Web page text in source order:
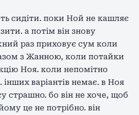
сидіти. поки Ной не кашляє
а потім він знову
раз приховує сум коли
з Жанною, коли потайки
Ноя. коли непомітно
інших варіантів немає. в Ноя
страшно. бо він не хоче, щоб
це не потрібно. він